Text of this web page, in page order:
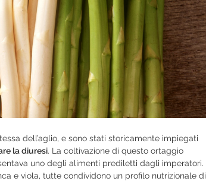
dell’aglio, e sono stati storicamente impiegati
la diuresi. La coltivazione di questo ortaggio
uno degli alimenti prediletti dagli imperatori.
e viola, tutte condividono un profilo nutrizionale di